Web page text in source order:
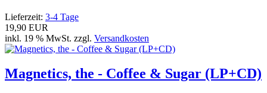
Lieferzeit: 3-4 Tage
19,90 EUR
inkl. 19 % MwSt. zzgl. Versandkosten
Magnetics, the - Coffee & Sugar (LP+CD)